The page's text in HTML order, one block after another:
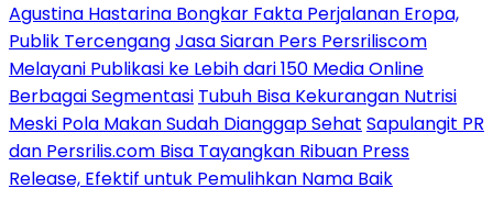
Agustina Hastarina Bongkar Fakta Perjalanan Eropa,
Publik TercengangJasa Siaran Pers Persriliscom
Melayani Publikasi ke Lebih dari 150 Media Online
Berbagai Segmentasi Tubuh Bisa Kekurangan Nutrisi
Meski Pola Makan Sudah Dianggap Sehat Sapulangit PR
dan Persrilis.com Bisa Tayangkan Ribuan Press
Release, Efektif untuk Pemulihkan Nama Baik